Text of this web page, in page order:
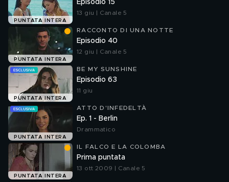
PUNTATA INTERA
Episodio 15
13 giu | Canale 5
PUNTATA INTERA
RACCONTO DI UNA NOTTE
Episodio 40
12 giu | Canale 5
PUNTATA INTERA
BE MY SUNSHINE
Episodio 63
11 giu
PUNTATA INTERA
ATTO D'INFEDELTÀ
Ep. 1 - Berlin
Drammatico
PUNTATA INTERA
IL FALCO E LA COLOMBA
Prima puntata
13 ott 2009 | Canale 5